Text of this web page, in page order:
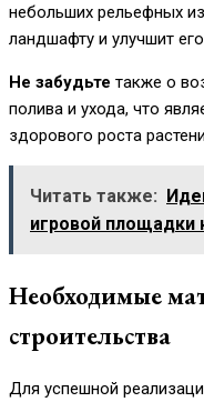
небольших рельефных
ландшафту и улучшит
Не забудьте также о
полива и ухода, что
здорового роста
Читать также:
игровой площадки
Необходимые
строительства
Для успешной